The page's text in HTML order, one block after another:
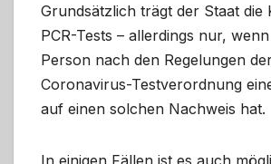
Grundsätzlich trägt der Staat die
PCR-Tests – allerdings nur,
Person nach den Regelungen
Coronavirus-Testverordnung
auf einen solchen Nachweis hat.
In einigen Fällen ist es auch